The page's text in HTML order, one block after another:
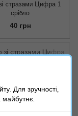
стразами Цифра 1
срібло
40 грн
Для зручності,